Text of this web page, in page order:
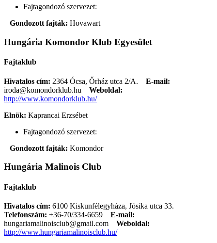
Fajtagondozó szervezet:
Gondozott fajták: Hovawart
Hungária Komondor Klub Egyesület
Fajtaklub
Hivatalos cím: 2364 Ócsa, Őrház utca 2/A. E-mail:
iroda@komondorklub.hu
Weboldal:
http://www.komondorklub.hu/
Elnök: Kaprancai Erzsébet
Fajtagondozó szervezet:
Gondozott fajták: Komondor
Hungária Malinois Club
Fajtaklub
Hivatalos cím: 6100 Kiskunfélegyháza, Jósika utca 33.
Telefonszám: +36-70/334-6659
E-mail:
hungariamalinoisclub@gmail.com
Weboldal:
http://www.hungariamalinoisclub.hu/